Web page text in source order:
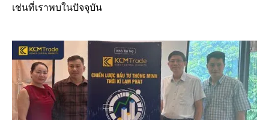
เช่นที่เราพบในปัจจุบัน